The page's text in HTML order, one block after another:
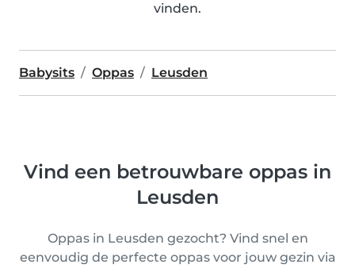
vinden.
Babysits Oppas Leusden
Vind een betrouwbare oppas in
Leusden
Oppas in Leusden gezocht? Vind snel en
eenvoudig de perfecte oppas voor jouw gezin via